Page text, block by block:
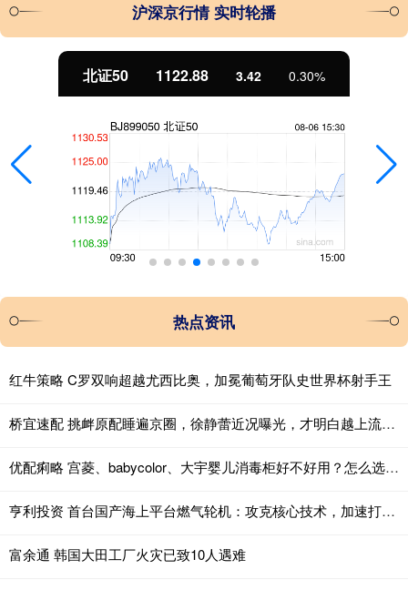
沪深京行情 实时轮播
北证50 1122.88 3.42 0.30%
热点资讯
红牛策略 C罗双响超越尤西比奥，加冕葡萄牙队史世界杯射手王
桥宜速配 挑衅原配睡遍京圈，徐静蕾近况曝光，才明白越上流的人越下流
优配痢略 宫菱、babycolor、大宇婴儿消毒柜好不好用？怎么选？测评分析！_性能_产品_权威认证
亨利投资 首台国产海上平台燃气轮机：攻克核心技术，加速打造“大国重器”_中国_国家_团队
富余通 韩国大田工厂火灾已致10人遇难